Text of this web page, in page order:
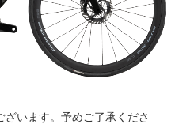
います。予めご了承くださ